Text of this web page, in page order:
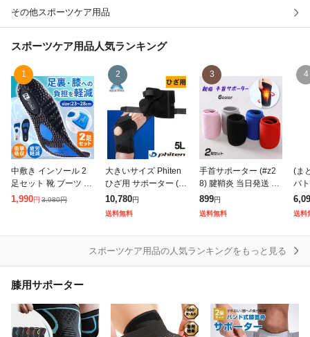
その他スポーツケア用品
スポーツケア用品人気ランキング
1
中敷き インソール 2
足セット 靴 ブーツ 土
踏まず ダイエット 衝
1,990円 3,980円
2
大きいサイズ Phiten
ひざ用 サポーター (1
枚入り) ブラック 5L/1
249-4371-1-98
10,780円
送料無料
3
手首サポーター (#z2
8) 腱鞘炎 当日発送 2
枚セット 親指サポー
ター 医療用 スポーツ
899円
送料無料
4
(ま
バ
テ
送料
スポーツケア用品の人気ランキングをもっと見る
膝用サポーター
除外ワード